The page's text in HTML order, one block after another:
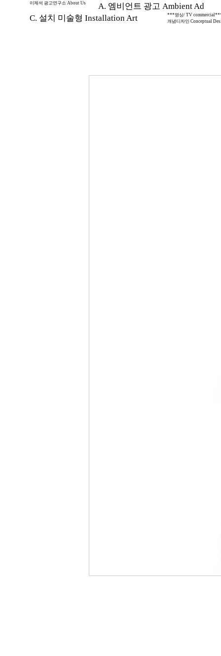
이제석 광고연구소 About Us
A. 엠비언트 광고 Ambient Ad
C. 설치 미술형 Installation Art
***영상/ TV
개념디자인 Conceptual